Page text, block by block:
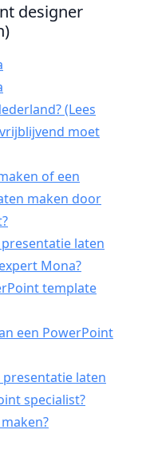
designer
(Lees
moet
of een
maken door
laten
Mona?
template
een PowerPoint
laten
specialist?